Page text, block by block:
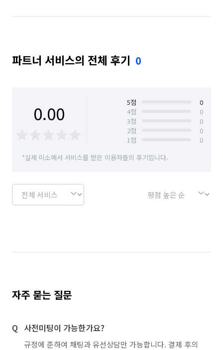
파트너 서비스의 전체 후기 0
0.00 5점
0
4점
0
3점
0
2점
0
1점
0
*실제 미소에서 서비스를 받은 이용자들의 후기입니다.
자주 묻는 질문
사전미팅이 가능한가요?
규정에 준하여 채팅과 유선상담만 가능합니다. 결제 후의